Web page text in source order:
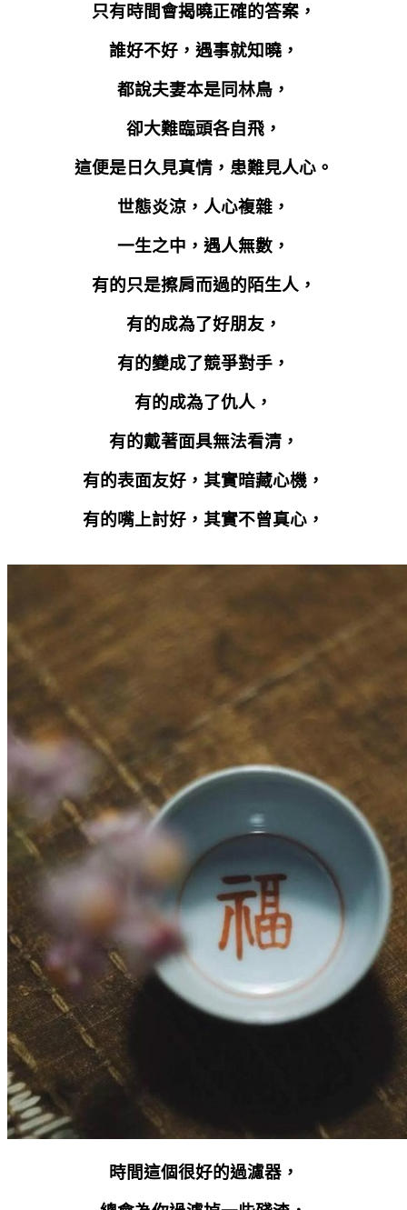
只有時間會揭曉正確的答案，
誰好不好，遇事就知曉，
都說夫妻本是同林鳥，
卻大難臨頭各自飛，
這便是日久見真情，患難見人心。
世態炎涼，人心複雜，
一生之中，遇人無數，
有的只是擦肩而過的陌生人，
有的成為了好朋友，
有的變成了競爭對手，
有的成為了仇人，
有的戴著面具無法看清，
有的表面友好，其實暗藏心機，
有的嘴上討好，其實不曾真心，
時間這個很好的過濾器，